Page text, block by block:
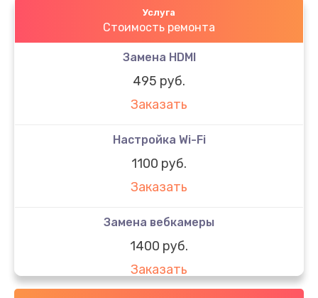
Услуга
Стоимость ремонта
Замена HDMI
495 руб.
Заказать
Настройка Wi-Fi
1100 руб.
Заказать
Замена вебкамеры
1400 руб.
Заказать